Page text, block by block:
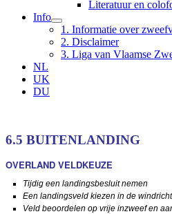
Literatuur en
Info
1. Informatie over
2. Disclaimer
3. Liga van Vlaamse
NL
UK
DU
6.5 BUITENLANDING
OVERLAND VELDKEUZE
Tijdig een landingsbesluit nemen
Een landingsveld kiezen in de
Veld beoordelen op vrije inzweef en